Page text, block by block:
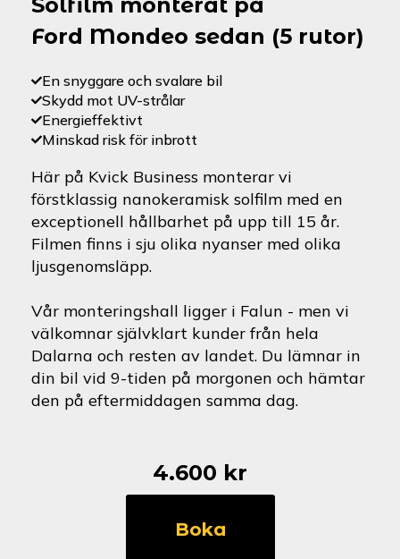
Ford Mondeo sedan (5 rutor)
En snyggare och svalare bil
Skydd mot UV-strålar
Energieffektivt
Minskad risk för inbrott
Här på Kvick Business monterar vi
förstklassig nanokeramisk solfilm med en
exceptionell hållbarhet på upp till 15 år.
Filmen finns i sju olika nyanser med olika
ljusgenomsläpp.
Vår monteringshall ligger i Falun - men vi
välkomnar självklart kunder från hela
Dalarna och resten av landet. Du lämnar in
din bil vid 9-tiden på morgonen och hämtar
den på eftermiddagen samma dag.
4.600 kr
Ford
Boka